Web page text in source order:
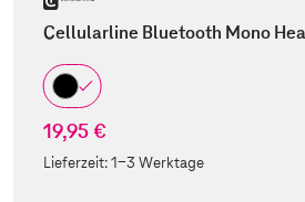
Cellularline Bluetooth Mono
19,95 €
Lieferzeit:1-3 Werktage